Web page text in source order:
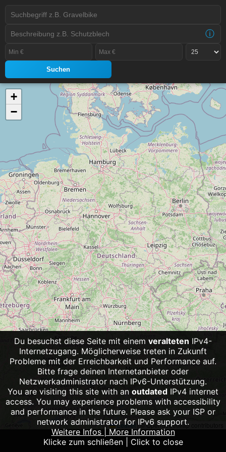
ⓘ
Suchen
+
−
Leaflet |© OpenStreetMap contributors
ImpressumDatenschutzSource
Du besuchst diese Seite mit einem veralteten IPv4-
Internetzugang. Möglicherweise treten in Zukunft
Probleme mit der Erreichbarkeit und Performance auf.
Bitte frage deinen Internetanbieter oder
Netzwerkadministrator nach IPv6-Unterstützung.
You are visiting this site with an outdated IPv4 internet
access. You may experience problems with accessibility
and performance in the future. Please ask your ISP or
network administrator for IPv6 support.
Weitere Infos | More Information
Klicke zum schließen | Click to close